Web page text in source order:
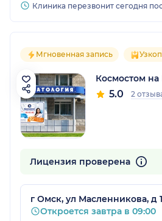
Клиника перезвонит сегодня
Мгновенная запись
Космостом
5.0 2
Лицензия проверена
г Омск, ул Масленникова, д
Откроется завтра в 09:00